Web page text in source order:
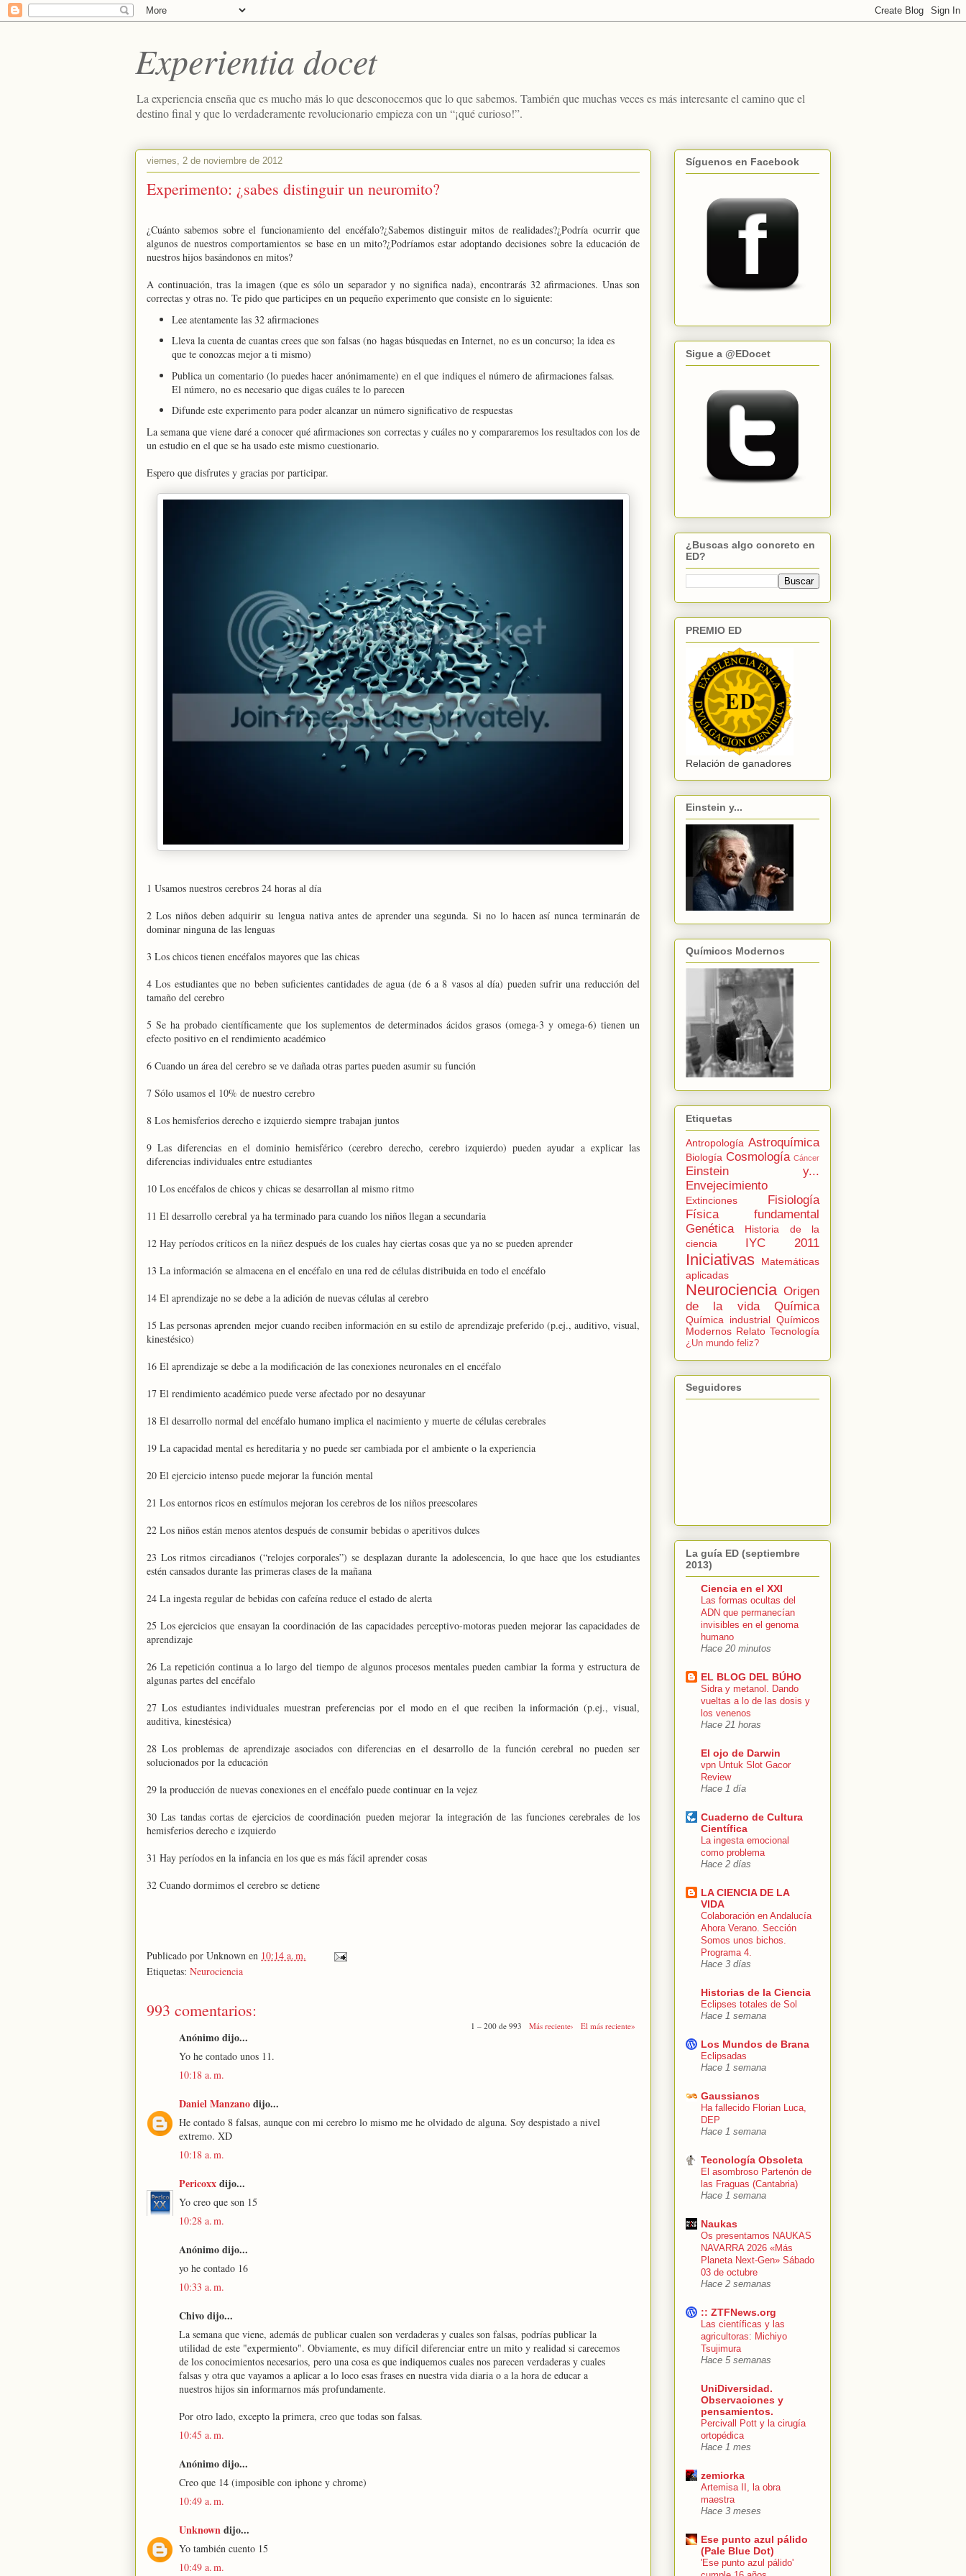
Experientia docet
La experiencia enseña que es mucho más lo que desconocemos que lo que sabemos. También que muchas veces es más interesante el camino que el
destino final y que lo verdaderamente revolucionario empieza con un “¡qué curioso!”.
viernes, 2 de noviembre de 2012
Experimento: ¿sabes distinguir un neuromito?
¿Cuánto sabemos sobre el funcionamiento del encéfalo?¿Sabemos distinguir mitos de realidades?¿Podría ocurrir que
algunos de nuestros comportamientos se base en un mito?¿Podríamos estar adoptando decisiones sobre la educación de
nuestros hijos basándonos en mitos?
A continuación, tras la imagen (que es sólo un separador y no significa nada), encontrarás 32 afirmaciones. Unas son
correctas y otras no. Te pido que participes en un pequeño experimento que consiste en lo siguiente:
Lee atentamente las 32 afirmaciones
Lleva la cuenta de cuantas crees que son falsas (no hagas búsquedas en Internet, no es un concurso; la idea es
que te conozcas mejor a ti mismo)
Publica un comentario (lo puedes hacer anónimamente) en el que indiques el número de afirmaciones falsas.
El número, no es necesario que digas cuáles te lo parecen
Difunde este experimento para poder alcanzar un número significativo de respuestas
La semana que viene daré a conocer qué afirmaciones son correctas y cuáles no y compararemos los resultados con los de
un estudio en el que se ha usado este mismo cuestionario.
Espero que disfrutes y gracias por participar.
1 Usamos nuestros cerebros 24 horas al día
2 Los niños deben adquirir su lengua nativa antes de aprender una segunda. Si no lo hacen así nunca terminarán de
dominar ninguna de las lenguas
3 Los chicos tienen encéfalos mayores que las chicas
4 Los estudiantes que no beben suficientes cantidades de agua (de 6 a 8 vasos al día) pueden sufrir una reducción del
tamaño del cerebro
5 Se ha probado científicamente que los suplementos de determinados ácidos grasos (omega-3 y omega-6) tienen un
efecto positivo en el rendimiento académico
6 Cuando un área del cerebro se ve dañada otras partes pueden asumir su función
7 Sólo usamos el 10% de nuestro cerebro
8 Los hemisferios derecho e izquierdo siempre trabajan juntos
9 Las diferencias en el dominio hemisférico (cerebro derecho, cerebro izquierdo) pueden ayudar a explicar las
diferencias individuales entre estudiantes
10 Los encéfalos de chicos y chicas se desarrollan al mismo ritmo
11 El desarrollo cerebral ya ha terminado para cuando los niños llegan a secundaria
12 Hay períodos críticos en la niñez después de los cuales hay ciertas cosas que ya no se pueden aprender
13 La información se almacena en el encéfalo en una red de células distribuida en todo el encéfalo
14 El aprendizaje no se debe a la adición de nuevas células al cerebro
15 Las personas aprenden mejor cuando reciben información en su estilo de aprendizaje preferido (p.ej., auditivo, visual,
kinestésico)
16 El aprendizaje se debe a la modificación de las conexiones neuronales en el encéfalo
17 El rendimiento académico puede verse afectado por no desayunar
18 El desarrollo normal del encéfalo humano implica el nacimiento y muerte de células cerebrales
19 La capacidad mental es hereditaria y no puede ser cambiada por el ambiente o la experiencia
20 El ejercicio intenso puede mejorar la función mental
21 Los entornos ricos en estímulos mejoran los cerebros de los niños preescolares
22 Los niños están menos atentos después de consumir bebidas o aperitivos dulces
23 Los ritmos circadianos (“relojes corporales”) se desplazan durante la adolescencia, lo que hace que los estudiantes
estén cansados durante las primeras clases de la mañana
24 La ingesta regular de bebidas con cafeína reduce el estado de alerta
25 Los ejercicios que ensayan la coordinación de las capacidades perceptivo-motoras pueden mejorar las capacidades de
aprendizaje
26 La repetición continua a lo largo del tiempo de algunos procesos mentales pueden cambiar la forma y estructura de
algunas partes del encéfalo
27 Los estudiantes individuales muestran preferencias por el modo en el que reciben la información (p.ej., visual,
auditiva, kinestésica)
28 Los problemas de aprendizaje asociados con diferencias en el desarrollo de la función cerebral no pueden ser
solucionados por la educación
29 la producción de nuevas conexiones en el encéfalo puede continuar en la vejez
30 Las tandas cortas de ejercicios de coordinación pueden mejorar la integración de las funciones cerebrales de los
hemisferios derecho e izquierdo
31 Hay períodos en la infancia en los que es más fácil aprender cosas
32 Cuando dormimos el cerebro se detiene
Publicado por Unknown en 10:14 a. m.
Etiquetas: Neurociencia
993 comentarios:
1 – 200 de 993 Más reciente› El más reciente»
Anónimo dijo...
Yo he contado unos 11.
10:18 a. m.
Daniel Manzanodijo...
He contado 8 falsas, aunque con mi cerebro lo mismo me he olvidado de alguna. Soy despistado a nivel
extremo. XD
10:18 a. m.
Pericoxxdijo...
Yo creo que son 15
10:28 a. m.
Anónimo dijo...
yo he contado 16
10:33 a. m.
Chivo dijo...
La semana que viene, además de publicar cualen son verdaderas y cuales son falsas, podrías publicar la
utilidad de este "expermiento". Obviamente, es muy difícil diferenciar entre un mito y realidad si carecemos
de los conocimientos necesarios, pero una cosa es que indiquemos cuales nos parecen verdaderas y cuales
falsas y otra que vayamos a aplicar a lo loco esas frases en nuestra vida diaria o a la hora de educar a
nuestros hijos sin informarnos más profundamente.
Por otro lado, excepto la primera, creo que todas son falsas.
10:45 a. m.
Anónimo dijo...
Creo que 14 (imposible con iphone y chrome)
10:49 a. m.
Unknowndijo...
Yo también cuento 15
10:49 a. m.
Síguenos en Facebook
Sigue a @EDocet
¿Buscas algo concreto en
ED?
PREMIO ED
Relación de ganadores
Einstein y...
Químicos Modernos
Etiquetas
Antropología Astroquímica
Biología Cosmología Cáncer
Einstein y...
Envejecimiento
Extinciones
Fisiología
Física fundamental
Genética
Historia de la
ciencia
IYC 2011
Iniciativas
Matemáticas
aplicadas
Neurociencia Origen
de la vida
Química
Química industrial Químicos
Modernos Relato Tecnología
¿Un mundo feliz?
Seguidores
La guía ED (septiembre
2013)
Ciencia en el XXI
Las formas ocultas del
ADN que permanecían
invisibles en el genoma
humano
Hace 20 minutos
EL BLOG DEL BÚHO
Sidra y metanol. Dando
vueltas a lo de las dosis y
los venenos
Hace 21 horas
El ojo de Darwin
vpn Untuk Slot Gacor
Review
Hace 1 día
Cuaderno de Cultura
Científica
La ingesta emocional
como problema
Hace 2 días
LA CIENCIA DE LA
VIDA
Colaboración en Andalucía
Ahora Verano. Sección
Somos unos bichos.
Programa 4.
Hace 3 días
Historias de la Ciencia
Eclipses totales de Sol
Hace 1 semana
Los Mundos de Brana
Eclipsadas
Hace 1 semana
Gaussianos
Ha fallecido Florian Luca,
DEP
Hace 1 semana
Tecnología Obsoleta
El asombroso Partenón de
las Fraguas (Cantabria)
Hace 1 semana
Naukas
Os presentamos NAUKAS
NAVARRA 2026 «Más
Planeta Next-Gen» Sábado
03 de octubre
Hace 2 semanas
:: ZTFNews.org
Las científicas y las
agricultoras: Michiyo
Tsujimura
Hace 5 semanas
UniDiversidad.
Observaciones y
pensamientos.
Percivall Pott y la cirugía
ortopédica
Hace 1 mes
zemiorka
Artemisa II, la obra
maestra
Hace 3 meses
Ese punto azul pálido
(Pale Blue Dot)
'Ese punto azul pálido'